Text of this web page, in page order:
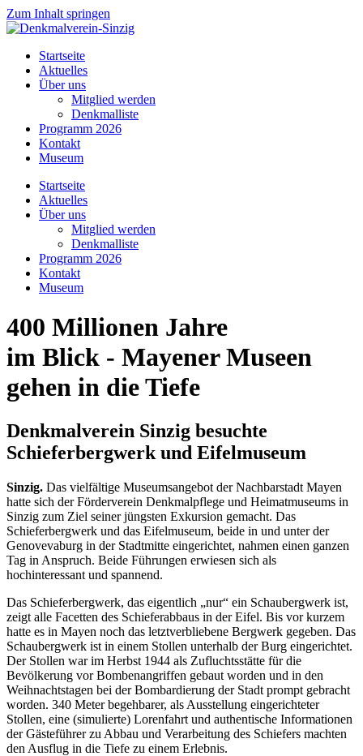
Zum Inhalt springen
Startseite
Aktuelles
Über uns
Mitglied werden
Denkmalliste
Programm 2026
Kontakt
Museum
Startseite
Aktuelles
Über uns
Mitglied werden
Denkmalliste
Programm 2026
Kontakt
Museum
400 Millionen Jahre
im Blick - Mayener Museen
gehen in die Tiefe
Denkmalverein Sinzig besuchte
Schieferbergwerk und Eifelmuseum
Sinzig. Das vielfältige Museumsangebot der Nachbarstadt Mayen
hatte sich der Förderverein Denkmalpflege und Heimatmuseums in
Sinzig zum Ziel seiner jüngsten Exkursion gemacht. Das
Schieferbergwerk und das Eifelmuseum, beide in und unter der
Genovevaburg in der Stadtmitte eingerichtet, nahmen einen ganzen
Tag in Anspruch. Beide Führungen erwiesen sich als
hochinteressant und spannend.
Das Schieferbergwerk, das eigentlich „nur“ ein Schaubergwerk ist,
zeigt alle Facetten des Schieferabbaus in der Eifel. Bis vor kurzem
hatte es in Mayen noch das letztverbliebene Bergwerk gegeben. Das
Schaubergwerk ist in einem Stollen unterhalb der Burg eingerichtet.
Der Stollen war im Herbst 1944 als Zufluchtsstätte für die
Bevölkerung vor Bombenangriffen gebaut worden und in den
Weihnachtstagen bei der Bombardierung der Stadt prompt gebracht
worden. 340 Meter begehbarer, als Ausstellung eingerichteter
Stollen, eine (simulierte) Lorenfahrt und authentische Informationen
der Gästeführer zu Abbau und Verarbeitung des Schiefers machten
den Ausflug in die Tiefe zu einem Erlebnis.